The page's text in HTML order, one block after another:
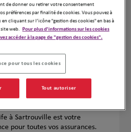
à Sartrouville est votre
pour toutes vos assurances.
de donner ou retirer votre consentement
préférences par finalité de cookies. Vous pouvez à
cliquant sur l’icône "gestion des cookies" en bas à
web. Pour plus d'informations sur les cookies
accéder à la page de "gestion des cookies".
pour tous les cookies
Tout autoriser